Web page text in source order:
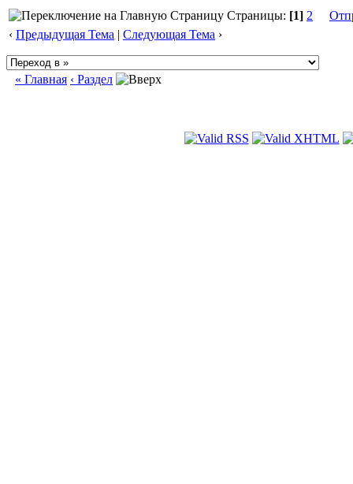
Страницы: [1] 2
‹ Предыдущая Тема | Следующая Тема ›
« Главная ‹ Раздел